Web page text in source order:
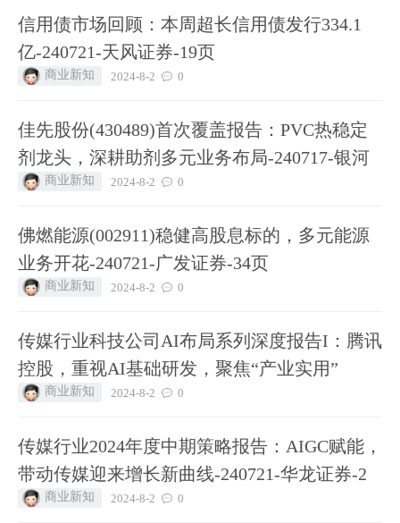
信用债市场回顾：本周超长信用债发行334.1
亿-240721-天风证券-19页
商业新知 2024-8-2 0
佳先股份(430489)首次覆盖报告：PVC热稳定
剂龙头，深耕助剂多元业务布局-240717-银河
商业新知 2024-8-2 0
佛燃能源(002911)稳健高股息标的，多元能源
业务开花-240721-广发证券-34页
商业新知 2024-8-2 0
传媒行业科技公司AI布局系列深度报告I：腾讯
控股，重视AI基础研发，聚焦“产业实用”
商业新知 2024-8-2 0
传媒行业2024年度中期策略报告：AIGC赋能，
带动传媒迎来增长新曲线-240721-华龙证券-2
商业新知 2024-8-2 0